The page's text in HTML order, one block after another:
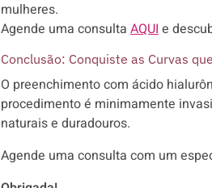
mulheres.
Agende uma consulta AQUIe
Conclusão: Conquiste as Curvas
O preenchimento com ácido
procedimento é minimamente
naturais e duradouros.
Agende uma consulta com um